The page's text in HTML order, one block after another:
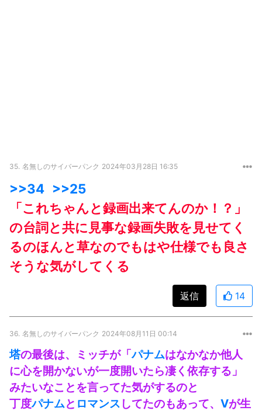
35. 名無しのサイバーパンク 2024年03月28日 16:35
>>34 >>25
「これちゃんと録画出来てんのか！？」
の台詞と共に見事な録画失敗を見せてく
るのほんと草なのでもはや仕様でも良さ
そうな気がしてくる
返信 14
36. 名無しのサイバーパンク 2024年08月11日 00:14
塔の最後は、ミッチが「パナムはなかなか他人
に心を開かないが一度開いたら凄く依存する」
みたいなことを言ってた気がするのと
丁度パナムと ロマンス してたのもあって、 Vが生